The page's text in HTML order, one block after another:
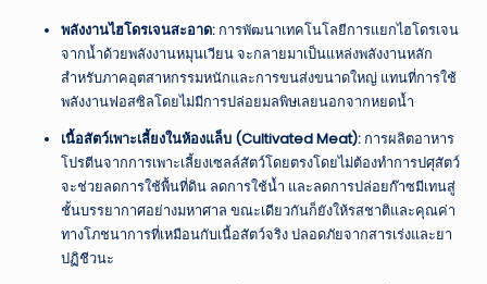
พลังงานไฮโดรเจนสะอาด: การพัฒนาเทคโนโลยีการแยกไฮโดรเจน
จากน้ำด้วยพลังงานหมุนเวียน จะกลายมาเป็นแหล่งพลังงานหลัก
สำหรับภาคอุตสาหกรรมหนักและการขนส่งขนาดใหญ่ แทนที่การใช้
พลังงานฟอสซิลโดยไม่มีการปล่อยมลพิษเลยนอกจากหยดน้ำ
เนื้อสัตว์เพาะเลี้ยงในห้องแล็บ (Cultivated Meat): การผลิตอาหาร
โปรตีนจากการเพาะเลี้ยงเซลล์สัตว์โดยตรงโดยไม่ต้องทำการปศุสัตว์
จะช่วยลดการใช้พื้นที่ดิน ลดการใช้น้ำ และลดการปล่อยก๊าซมีเทนสู่
ชั้นบรรยากาศอย่างมหาศาล ขณะเดียวกันก็ยังให้รสชาติและคุณค่า
ทางโภชนาการที่เหมือนกับเนื้อสัตว์จริง ปลอดภัยจากสารเร่งและยา
ปฏิชีวนะ